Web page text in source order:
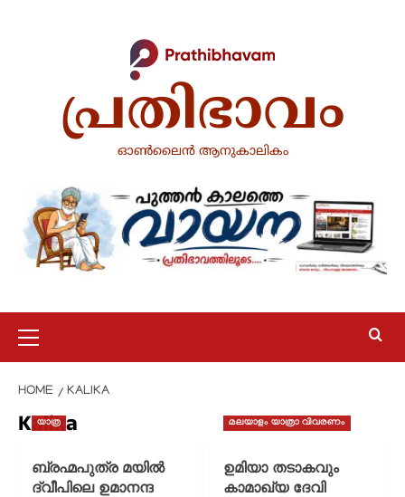
പ്രതിഭാവം
ഓൺലൈൻ ആനുകാലികം
Menu
HOME KALIKA
Kalika
യാത്ര
ബ്രഹ്മപുത്ര മയിൽ
ദ്വീപിലെ ഉമാനന്ദ
മലയാളം യാത്രാ വിവരണം
ഉമിയാ തടാകവും
കാമാഖ്യ ദേവി